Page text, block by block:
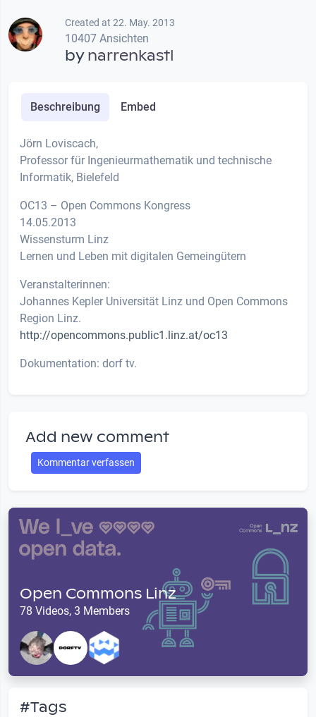
Created at 22. May. 2013
10407 Ansichten
bynarrenkastl
Beschreibung Embed
Jörn Loviscach,
Professor für Ingenieurmathematik und technische
Informatik, Bielefeld
OC13 – Open Commons Kongress
14.05.2013
Wissensturm Linz
Lernen und Leben mit digitalen Gemeingütern
Veranstalterinnen:
Johannes Kepler Universität Linz und Open Commons
Region Linz.
http://opencommons.public1.linz.at/oc13
Dokumentation: dorf tv.
Add new comment
Kommentar verfassen
Open Commons Linz
78 Videos, 3 Members
#Tags